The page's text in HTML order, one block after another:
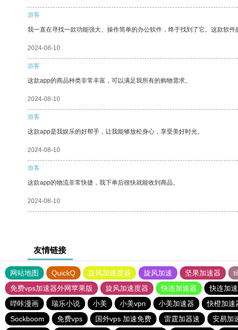
游客
我一直在寻找一款功能强大、操作简单的办公软件，终于找到了它。这款软
2024-08-10
游客
这款app的商品种类非常丰富，可以满足我所有的购物需求。
2024-08-10
游客
这款app是我娱乐的好帮手，让我能够放松身心，享受美好时光。
2024-08-10
游客
这款app的物流非常快捷，我下单后很快就能收到商品。
2024-08-10
友情链接
网站地图 QuickQ 旋风加速度器 旋风加速 坚果加速器
免费vps加速器外网苹果版
旋风加速度器 快连加速器 快连加
哔咔漫画
瑞乐小说 小美 小美vpn 小美加速器 快橙加速
Sockboom
免费vps 国外vps 加速免费 雷霆加器速 安易加